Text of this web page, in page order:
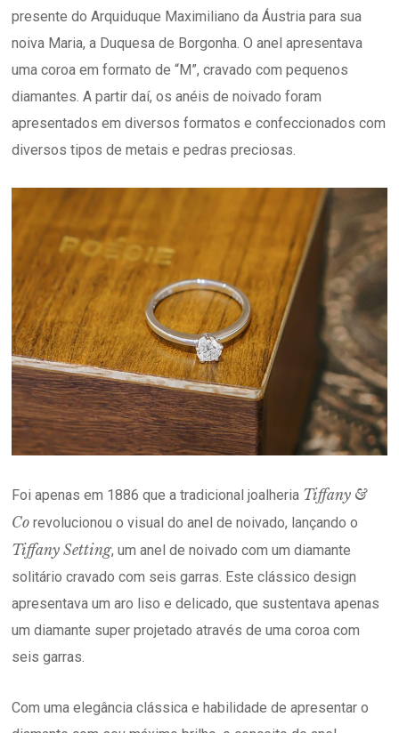
presente do Arquiduque Maximiliano da Áustria para sua
noiva Maria, a Duquesa de Borgonha. O anel apresentava
uma coroa em formato de “M”, cravado com pequenos
diamantes. A partir daí, os anéis de noivado foram
apresentados em diversos formatos e confeccionados com
diversos tipos de metais e pedras preciosas.
Foi apenas em 1886 que a tradicional joalheria Tiffany &
Co revolucionou o visual do anel de noivado, lançando o
Tiffany Setting, um anel de noivado com um diamante
solitário cravado com seis garras. Este clássico design
apresentava um aro liso e delicado, que sustentava apenas
um diamante super projetado através de uma coroa com
seis garras.
Com uma elegância clássica e habilidade de apresentar o